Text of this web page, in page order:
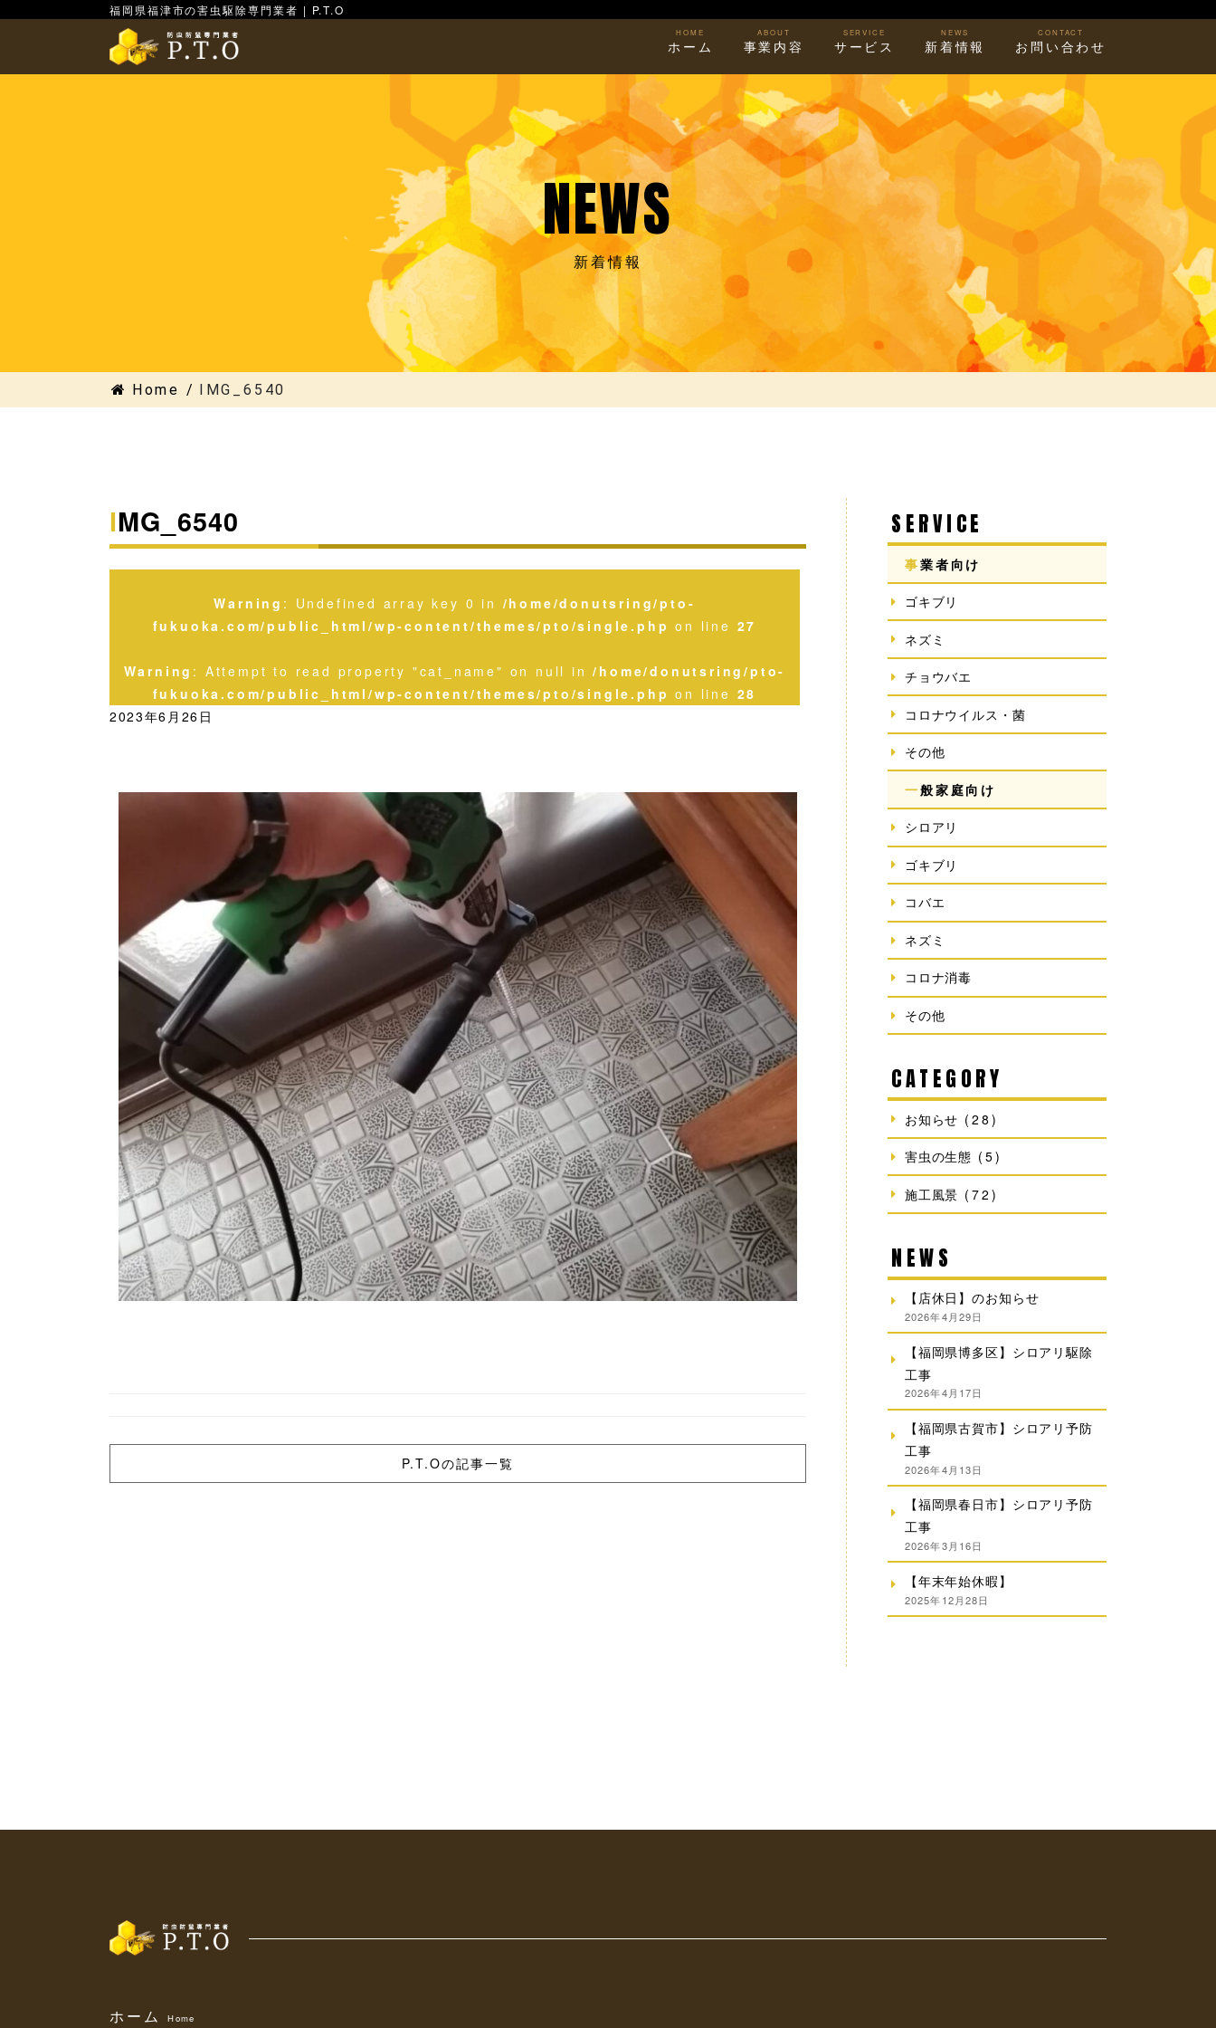
福岡県福津市の害虫駆除専門業者 | P.T.O
HOME
ホーム
ABOUT
事業内容
SERVICE
サービス
NEWS
新着情報
CONTACT
お問い合わせ
NEWS
新着情報
Home / IMG_6540
IMG_6540
Warning : Undefined array key 0 in /home/donutsring/pto-
fukuoka.com/public_html/wp-content/themes/pto/single.php on line 27
Warning : Attempt to read property "cat_name" on null in/home/donutsring/pto-
fukuoka.com/public_html/wp-content/themes/pto/single.php on line 28
2023年6月26日
P.T.Oの記事一覧
SERVICE
事業者向け
ゴキブリ
ネズミ
チョウバエ
コロナウイルス・菌
その他
一般家庭向け
シロアリ
ゴキブリ
コバエ
ネズミ
コロナ消毒
その他
CATEGORY
お知らせ (28)
害虫の生態 (5)
施工風景 (72)
NEWS
【店休日】のお知らせ
2026年4月29日
【福岡県博多区】シロアリ駆除
工事
2026年4月17日
【福岡県古賀市】シロアリ予防
工事
2026年4月13日
【福岡県春日市】シロアリ予防
工事
2026年3月16日
【年末年始休暇】
2025年12月28日
ホーム Home